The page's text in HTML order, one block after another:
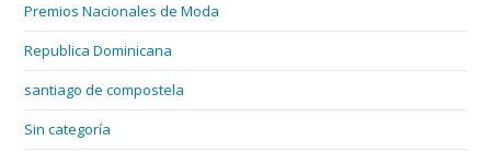
Premios Nacionales de Moda
Republica Dominicana
santiago de compostela
Sin categoría